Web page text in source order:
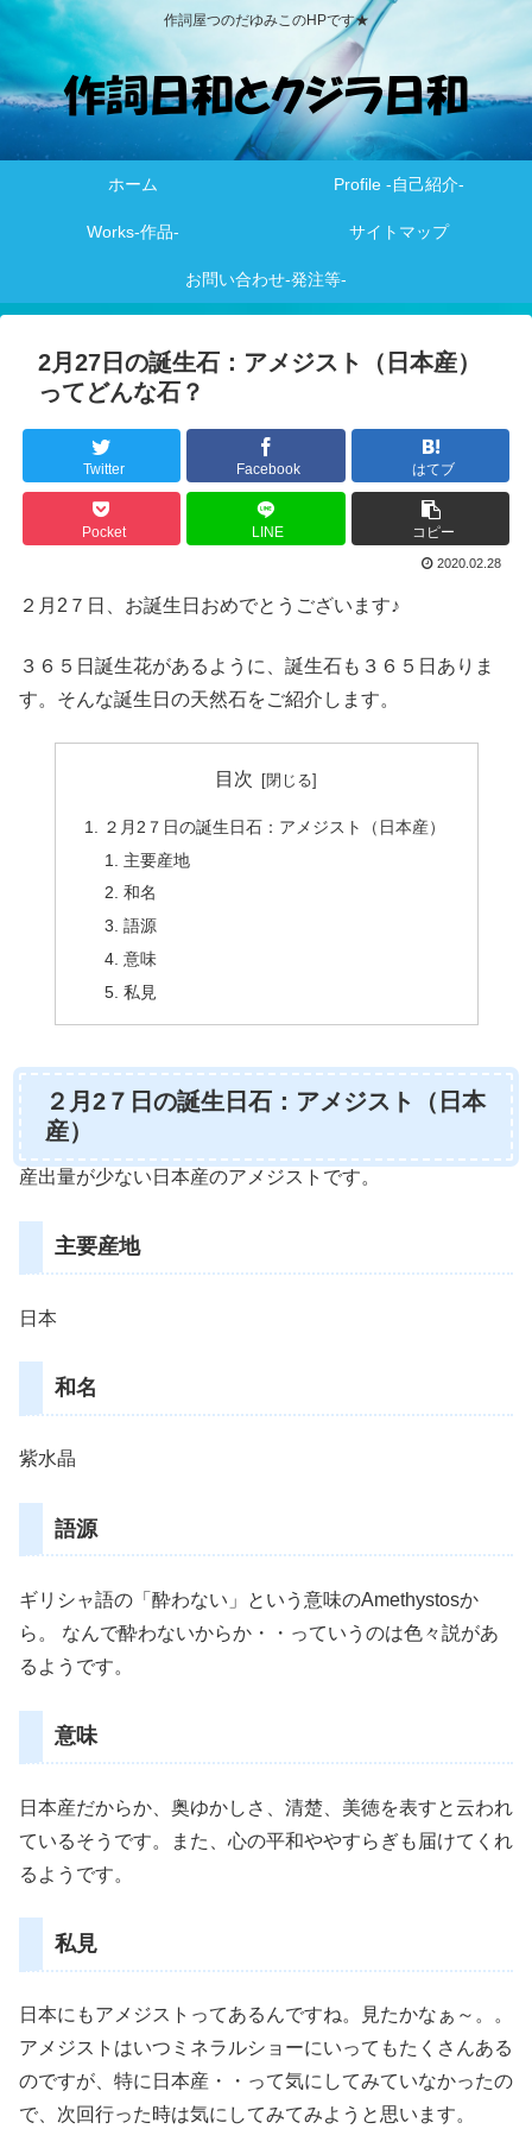
作詞屋つのだゆみこのHPです★
ホーム Profile -自己紹介-
Works-作品- サイトマップ
お問い合わせ-発注等-
2月27日の誕生石：アメジスト（日本産）
ってどんな石？
Twitter Facebook はてブ
Pocket LINE コピー
2020.02.28
２月2７日、お誕生日おめでとうございます♪
３６５日誕生花があるように、誕生石も３６５日ありま
す。そんな誕生日の天然石をご紹介します。
目次
２月2７日の誕生日石：アメジスト（日本産）
主要産地
和名
語源
意味
私見
２月2７日の誕生日石：アメジスト（日本
産）
産出量が少ない日本産のアメジストです。
主要産地
日本
和名
紫水晶
語源
ギリシャ語の「酔わない」という意味のAmethystosか
ら。 なんで酔わないからか・・っていうのは色々説があ
るようです。
意味
日本産だからか、奥ゆかしさ、清楚、美徳を表すと云われ
ているそうです。また、心の平和ややすらぎも届けてくれ
るようです。
私見
日本にもアメジストってあるんですね。見たかなぁ～。。
アメジストはいつミネラルショーにいってもたくさんある
のですが、特に日本産・・って気にしてみていなかったの
で、次回行った時は気にしてみてみようと思います。